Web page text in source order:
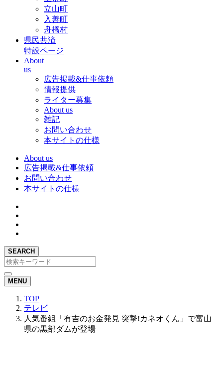
立山町
入善町
舟橋村
県民共済
特設ページ
About
us
広告掲載&仕事依頼
情報提供
ライター募集
About us
雑記
お問い合わせ
本サイトの仕様
About us
広告掲載&仕事依頼
お問い合わせ
本サイトの仕様
SEARCH
MENU
TOP
テレビ
人気番組「有吉のお金発見 突撃!カネオくん」で富山
県の黒部ダムが登場